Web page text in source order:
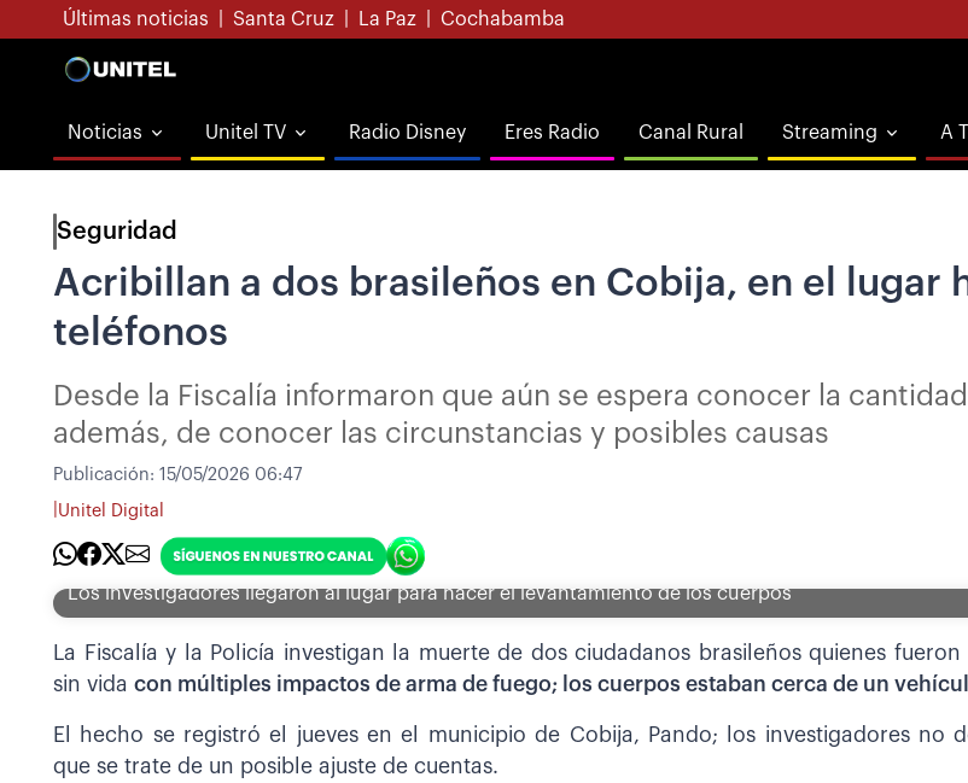
Últimas noticias Santa Cruz La Paz Cochabamba
Noticias Unitel TV Radio Disney Eres Radio Canal Rural Streaming A
Seguridad
Acribillan a dos brasileños en Cobija, en el lugar
teléfonos
Desde la Fiscalía informaron que aún se espera conocer la
además, de conocer las circunstancias y posibles causas
Publicación: 15/05/2026 06:47
Unitel Digital
Los investigadores llegaron al lugar para hacer el levantamiento de los cuerpos
La Fiscalía y la Policía investigan la muerte de dos ciudadanos brasileños quienes fueron
sin vida con múltiples impactos de arma de fuego; los cuerpos estaban cerca de un
El hecho se registró el jueves en el municipio de Cobija, Pando; los investigadores no
que se trate de un posible ajuste de cuentas.